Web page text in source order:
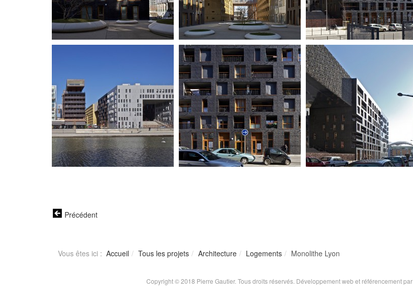
Précédent
Vous êtes ici : Accueil Tous les projets Architecture Logements Monolithe Lyon
Copyright © 2018 Pierre Gautier. Tous droits réservés. Développement web et référencement par